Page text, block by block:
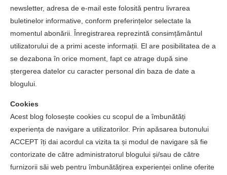
newsletter, adresa de e-mail este folosită pentru livrarea
buletinelor informative, conform preferințelor selectate la
momentul abonării. Înregistrarea reprezintă consimțământul
utilizatorului de a primi aceste informații. El are posibilitatea de a
se dezabona în orice moment, fapt ce atrage după sine
ștergerea datelor cu caracter personal din baza de date a
blogului.
Cookies
Acest blog folosește cookies cu scopul de a îmbunătăți
experiența de navigare a utilizatorilor. Prin apăsarea butonului
ACCEPT îți dai acordul ca vizita ta și modul de navigare să fie
contorizate de către administratorul blogului și/sau de către
furnizorii săi web pentru îmbunătățirea experienței online oferite